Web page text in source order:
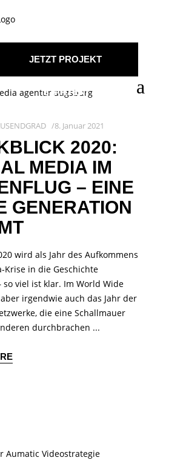
JETZT PROJEKT
STARTEN!
8. Januar 2021
2020:
MEDIA IM
– EINE
GENERATION
wird als Jahr des Aufkommens
Krise in die Geschichte
so viel ist klar. Im World Wide
irgendwie auch das Jahr der
die eine Schallmauer
durchbrachen